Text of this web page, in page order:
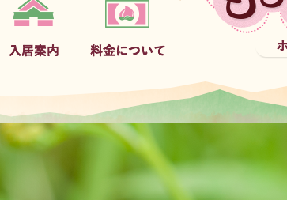
グループホーム サービス料金